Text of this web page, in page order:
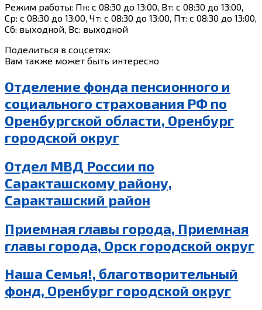
Режим работы: Пн: с 08:30 до 13:00, Вт: с 08:30 до 13:00,
Ср: с 08:30 до 13:00, Чт: с 08:30 до 13:00, Пт: с 08:30 до 13:00,
Сб: выходной, Вс: выходной
Поделиться в соцсетях:
Вам также может быть интересно
Отделение фонда пенсионного и
социального страхования РФ по
Оренбургской области, Оренбург
городской округ
Отдел МВД России по
Саракташскому району,
Саракташский район
Приемная главы города, Приемная
главы города, Орск городской округ
Наша Семья!, благотворительный
фонд, Оренбург городской округ